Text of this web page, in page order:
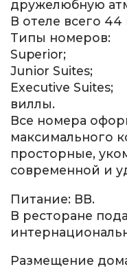
дружелюбную
В отеле всего
Типы номеров:
Superior;
Junior Suites;
Executive Suites;
виллы.
Все номера
максимального
просторные,
современной и
Питание: ВВ.
В ресторане
Размещение